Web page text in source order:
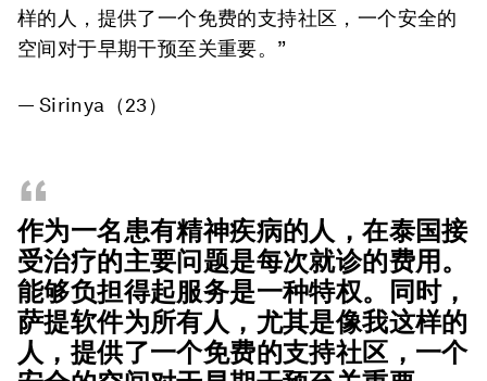
样的人，提供了一个免费的支持社区，一个安全的
空间对于早期干预至关重要。”
— Sirinya（23）
“
作为一名患有精神疾病的人，在泰国接
受治疗的主要问题是每次就诊的费用。
能够负担得起服务是一种特权。同时，
萨提软件为所有人，尤其是像我这样的
人，提供了一个免费的支持社区，一个